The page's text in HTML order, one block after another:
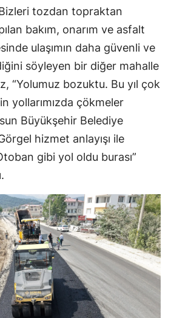
tozdan topraktan
bakım, onarım ve asfalt
ulaşımın daha güvenli ve
söyleyen bir diğer mahalle
“Yolumuz bozuktu. Bu yıl çok
yollarımızda çökmeler
Büyükşehir Belediye
hizmet anlayışı ile
gibi yol oldu burası”